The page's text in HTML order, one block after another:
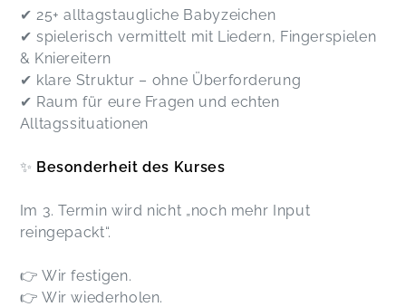
✔ 25+ alltagstaugliche Babyzeichen
✔ spielerisch vermittelt mit Liedern, Fingerspielen
& Kniereitern
✔ klare Struktur – ohne Überforderung
✔ Raum für eure Fragen und echten
Alltagssituationen
✨ Besonderheit des Kurses
Im 3. Termin wird nicht „noch mehr Input
reingepackt“.
👉 Wir festigen.
👉 Wir wiederholen.